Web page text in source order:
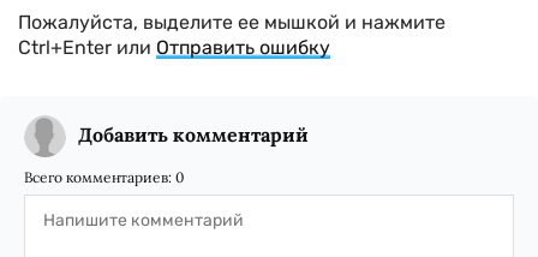
Пожалуйста, выделите ее мышкой и нажмите
Ctrl+Enter или Отправить ошибку
Добавить комментарий
Всего комментариев: 0